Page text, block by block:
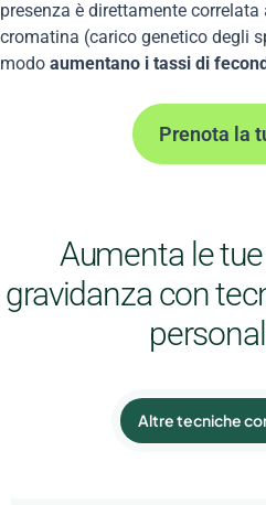
presenza è direttamente
cromatina (carico genetico degli
modo aumentano i tassi di
Prenota la
Aumenta le
gravidanza con
Altre tecniche